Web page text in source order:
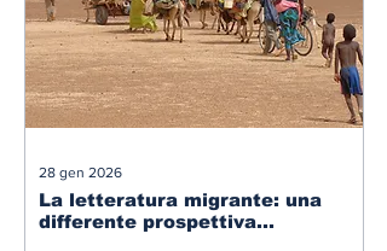
28 gen 2026
La letteratura migrante: una
differente prospettiva